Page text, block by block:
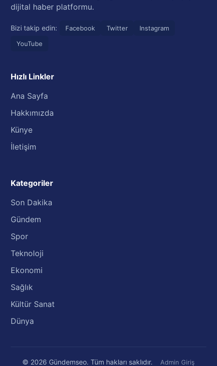
dijital haber platformu.
Bizi takip edin: Facebook Twitter
Instagram
YouTube
Hızlı Linkler
Ana Sayfa
Hakkımızda
Künye
İletişim
Kategoriler
Son Dakika
Gündem
Spor
Teknoloji
Ekonomi
Sağlık
Kültür Sanat
Dünya
© 2026 Gündemseo. Tüm hakları saklıdır. Admin Giriş